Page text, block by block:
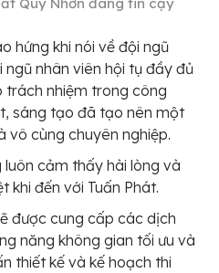
hứng khi nói về đội ngũ
nhân viên hội tụ đầy đủ
trách nhiệm trong công
sáng tạo đã tạo nên một
vô cùng chuyên nghiệp.
cảm thấy hài lòng và
khi đến với Tuấn Phát.
được cung cấp các dịch
năng không gian tối ưu và
thiết kế và kế hoạch thi